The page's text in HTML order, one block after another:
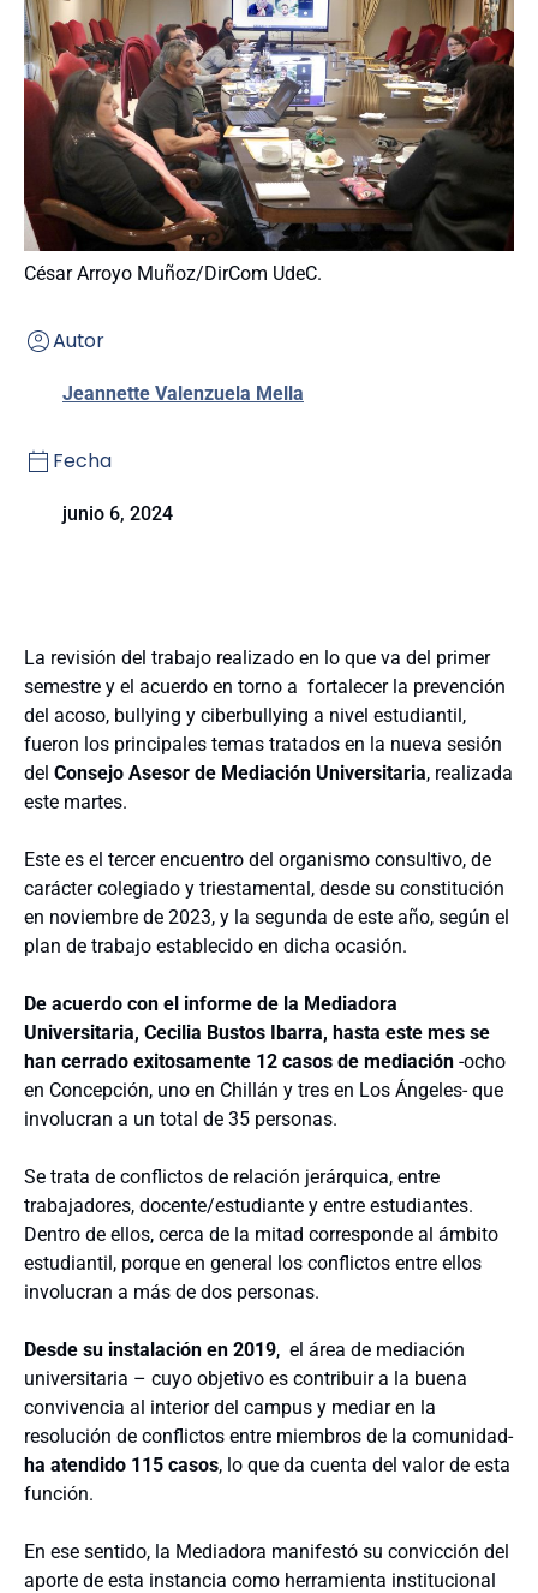
César Arroyo Muñoz/DirCom UdeC.
Autor
Jeannette Valenzuela Mella
Fecha
junio 6, 2024
La revisión del trabajo realizado en lo que va del primer
semestre y el acuerdo en torno a fortalecer la prevención
del acoso, bullying y ciberbullying a nivel estudiantil,
fueron los principales temas tratados en la nueva sesión
del Consejo Asesor de Mediación Universitaria, realizada
este martes.
Este es el tercer encuentro del organismo consultivo, de
carácter colegiado y triestamental, desde su constitución
en noviembre de 2023, y la segunda de este año, según el
plan de trabajo establecido en dicha ocasión.
De acuerdo con el informe de la Mediadora
Universitaria, Cecilia Bustos Ibarra, hasta este mes se
han cerrado exitosamente 12 casos de mediación -ocho
en Concepción, uno en Chillán y tres en Los Ángeles- que
involucran a un total de 35 personas.
Se trata de conflictos de relación jerárquica, entre
trabajadores, docente/estudiante y entre estudiantes.
Dentro de ellos, cerca de la mitad corresponde al ámbito
estudiantil, porque en general los conflictos entre ellos
involucran a más de dos personas.
Desde su instalación en 2019, el área de mediación
universitaria – cuyo objetivo es contribuir a la buena
convivencia al interior del campus y mediar en la
resolución de conflictos entre miembros de la comunidad-
ha atendido 115 casos, lo que da cuenta del valor de esta
función.
En ese sentido, la Mediadora manifestó su convicción del
aporte de esta instancia como herramienta institucional